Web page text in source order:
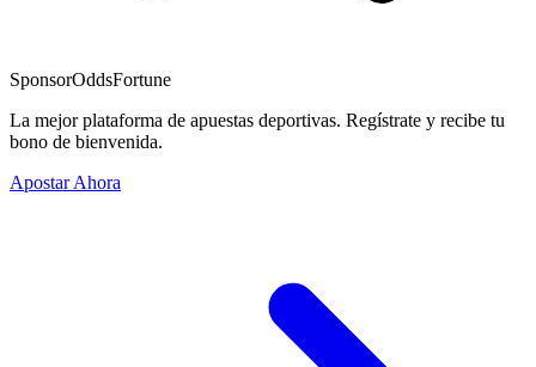
SponsorOddsFortune
La mejor plataforma de apuestas deportivas. Regístrate y recibe tu
bono de bienvenida.
Apostar Ahora